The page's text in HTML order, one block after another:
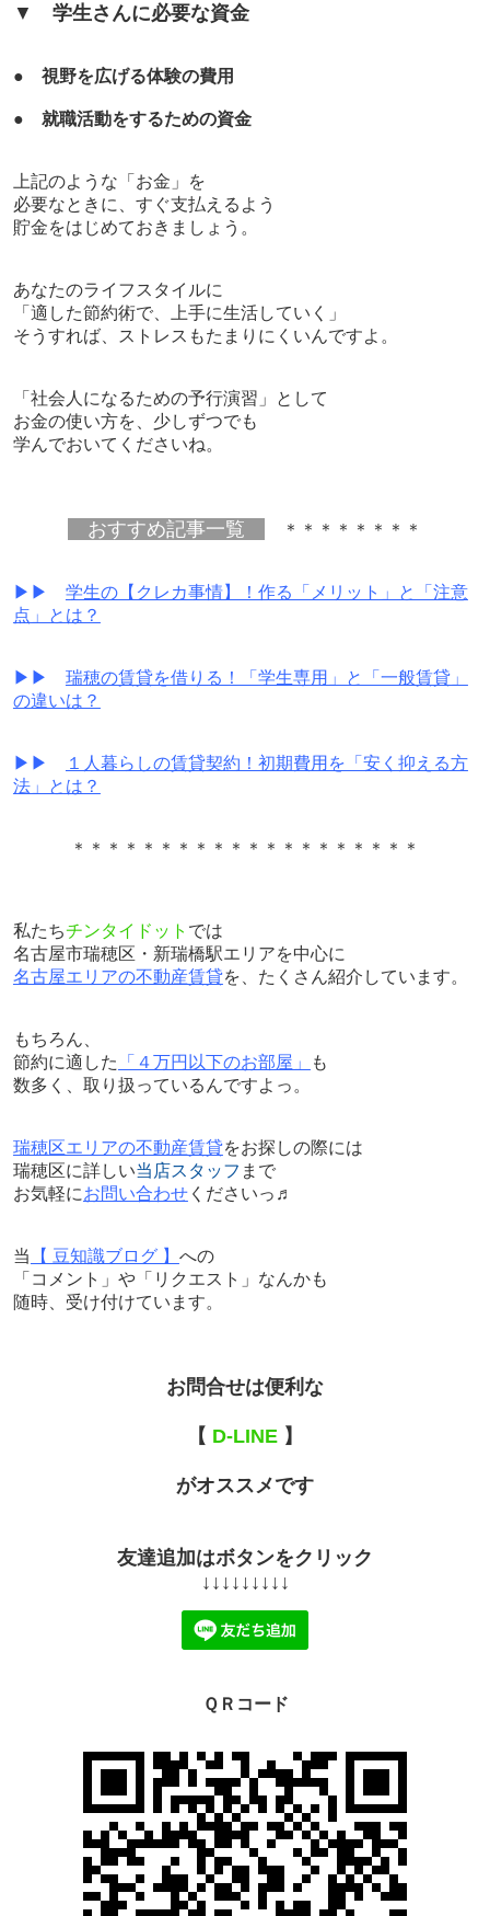
▼ 学生さんに必要な資金
● 視野を広げる体験の費用
● 就職活動をするための資金
上記のような「お金」を
必要なときに、すぐ支払えるよう
貯金をはじめておきましょう。
あなたのライフスタイルに
「適した節約術で、上手に生活していく」
そうすれば、ストレスもたまりにくいんですよ。
「社会人になるための予行演習」として
お金の使い方を、少しずつでも
学んでおいてくださいね。
おすすめ記事一覧 ＊＊＊＊＊＊＊＊
▶▶ 学生の【クレカ事情】！作る「メリット」と「注意
点」とは？
▶▶ 瑞穂の賃貸を借りる！「学生専用」と「一般賃貸」
の違いは？
▶▶
１人暮らしの賃貸契約！初期費用を「安く抑える方
法」とは？
＊＊＊＊＊＊＊＊＊＊＊＊＊＊＊＊＊＊＊＊
私たちチンタイドット では
名古屋市瑞穂区・新瑞橋駅エリアを中心に
名古屋エリアの不動産賃貸を、たくさん紹介しています。
もちろん、
節約に適した
「４万円以下のお部屋」
も
数多く、取り扱っているんですよっ。
瑞穂区エリアの不動産賃貸をお探しの際には
瑞穂区に詳しい当店スタッフ まで
お気軽にお問い合わせくださいっ♬
当 【 豆知識ブログ 】 への
「コメント」や「リクエスト」なんかも
随時、受け付けています。
お問合せは便利な
【 D-LINE 】
がオススメです
友達追加はボタンをクリック
↓↓↓↓↓↓↓↓↓
ＱＲコード